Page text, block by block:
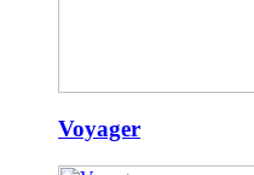
Voyager